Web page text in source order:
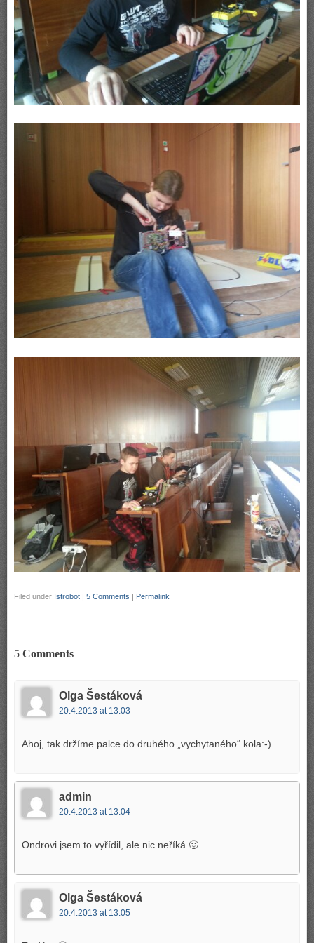
Filed under Istrobot | 5 Comments | Permalink
5 Comments
Olga Šestáková
20.4.2013 at 13:03
Ahoj, tak držíme palce do druhého „vychytaného“ kola:-)
admin
20.4.2013 at 13:04
Ondrovi jsem to vyřídil, ale nic neříká 🙂
Olga Šestáková
20.4.2013 at 13:05